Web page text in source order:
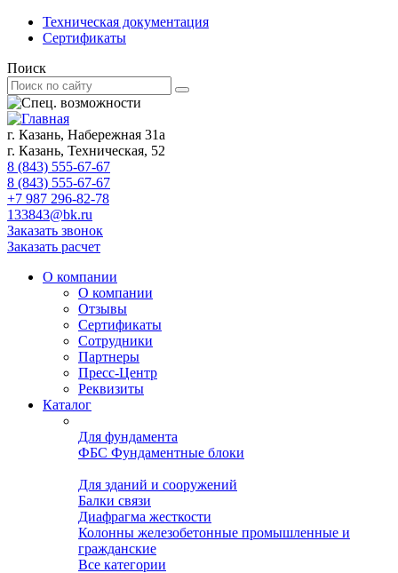
Техническая документация
Сертификаты
Поиск
г. Казань, Набережная 31а
г. Казань, Техническая, 52
8 (843) 555-67-67
8 (843) 555-67-67
+7 987 296-82-78
133843@bk.ru
Заказать звонок
Заказать расчет
О компании
О компании
Отзывы
Сертификаты
Сотрудники
Партнеры
Пресс-Центр
Реквизиты
Каталог
Для фундамента
ФБС Фундаментные блоки
Для зданий и сооружений
Балки связи
Диафрагма жесткости
Колонны железобетонные промышленные и
гражданские
Все категории